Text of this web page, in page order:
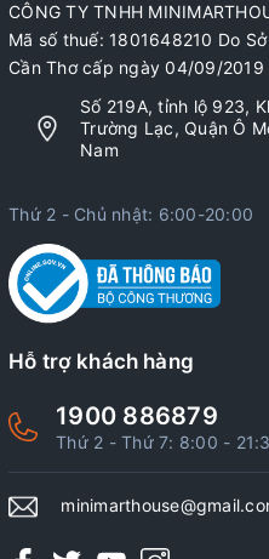
CÔNG TY TNHH
Mã số thuế: 1801648210 Do
Cần Thơ cấp ngày 04/09/2019
Số 219A, tỉnh lộ 923,
Trường Lạc, Quận Ô
Nam
Thứ 2 - Chủ nhật: 6:00-20:00
Hỗ trợ khách hàng
1900 886879
Thứ 2 - Thứ 7: 8:00 -